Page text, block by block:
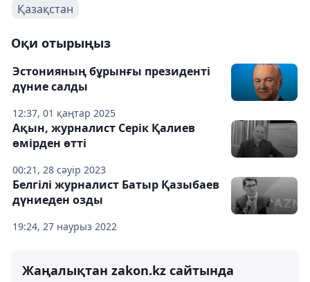
Қазақстан
Оқи отырыңыз
12:37, 01 қаңтар 2025
Эстонияның бұрынғы президенті
дүние салды
00:21, 28 сәуір 2023
Ақын, журналист Серік Қалиев
өмірден өтті
19:24, 27 наурыз 2022
Белгілі журналист Батыр Қазыбаев
дүниеден озды
Жаңалықтан zakon.kz сайтында